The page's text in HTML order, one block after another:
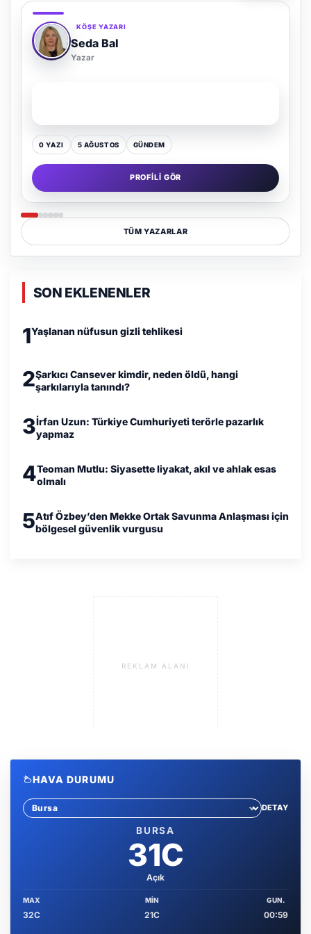
KÖŞE YAZARI
Adem Demir
Yazar
0 YAZI 16 TEMMUZ GÜNDEM
PROFILI GÖR
TÜM YAZARLAR
SON EKLENENLER
1Yaşlanan nüfusun gizli tehlikesi
2Şarkıcı Cansever kimdir, neden öldü, hangi
şarkılarıyla tanındı?
3İrfan Uzun: Türkiye Cumhuriyeti terörle pazarlık
yapmaz
4Teoman Mutlu: Siyasette liyakat, akıl ve ahlak esas
olmalı
5Atıf Özbey’den Mekke Ortak Savunma Anlaşması için
bölgesel güvenlik vurgusu
REKLAM ALANI
HAVA DURUMU
Sehir sec
DETAY
BURSA
31C
Açık
MAX
32C
MIN
21C
GUN.
00:59